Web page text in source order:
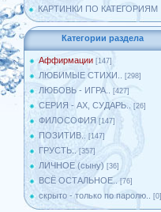
КАРТИНКИ ПО КАТЕГОРИЯМ
Категории раздела
Аффирмации [147]
ЛЮБИМЫЕ СТИХИ.. [298]
ЛЮБОВЬ - ИГРА.. [427]
СЕРИЯ - АХ, СУДАРЬ.. [26]
ФИЛОСОФИЯ [147]
ПОЗИТИВ.. [147]
ГРУСТЬ.. [357]
ЛИЧНОЕ (сыну) [36]
ВСЁ ОСТАЛЬНОЕ.. [76]
скрыто - только по паролю.. [0]